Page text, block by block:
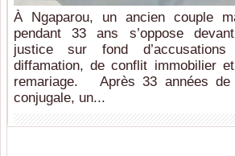
À Ngaparou, un ancien couple
pendant 33 ans s’oppose
justice sur fond
diffamation, de conflit immobilier
remariage. Après 33 années de
conjugale, un...